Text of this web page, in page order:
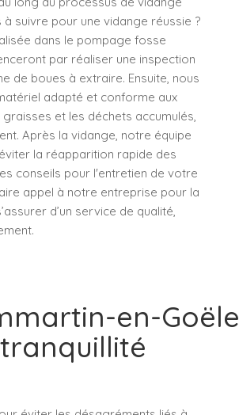
suivre pour une vidange réussie ?
dans le pompage fosse
par réaliser une inspection
de boues à extraire. Ensuite, nous
adapté et conforme aux
et les déchets accumulés,
Après la vidange, notre équipe
la réapparition rapide des
conseils pour l'entretien de votre
appel à notre entreprise pour la
d’un service de qualité,
en-Goële